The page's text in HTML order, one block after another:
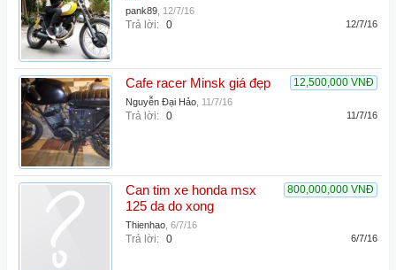
pank89 12/7/16
Trả lời: 0 12/7/16
12,500,000 VNĐ
Cafe racer Minsk giá đẹp
Nguyễn Đại Hảo 11/7/16
Trả lời: 0 11/7/16
800,000,000 VNĐ
Can tim xe honda msx
125 da do xong
Thienhao 6/7/16
Trả lời: 0 6/7/16